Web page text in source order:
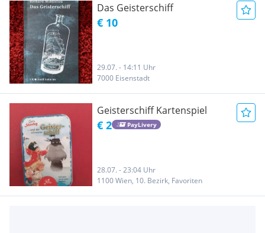
Das Geisterschiff
€ 10
29.07. - 14:11 Uhr
7000 Eisenstadt
Geisterschiff Kartenspiel
€ 2 PayLivery
28.07. - 23:04 Uhr
1100 Wien, 10. Bezirk, Favoriten